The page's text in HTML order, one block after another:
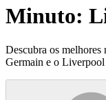
Minuto:
Descubra os melhores
Germain e o